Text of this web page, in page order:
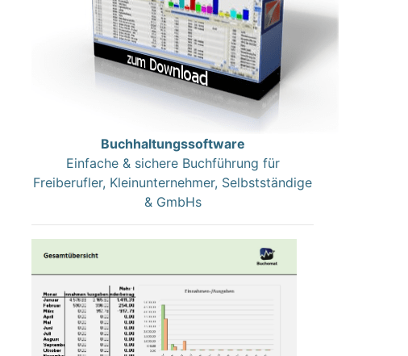
Buchhaltungssoftware
Einfache & sichere Buchführung für
Freiberufler, Kleinunternehmer, Selbstständige
& GmbHs